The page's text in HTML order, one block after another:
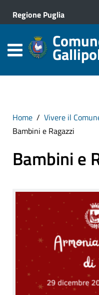
Regione Puglia
Home Vivere il
Bambini e Ragazzi
Bambini e